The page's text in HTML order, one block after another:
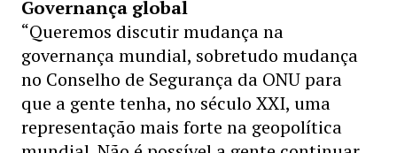
Governança global
“Queremos discutir mudança na
governança mundial, sobretudo mudança
no Conselho de Segurança da ONU para
que a gente tenha, no século XXI, uma
representação mais forte na geopolítica